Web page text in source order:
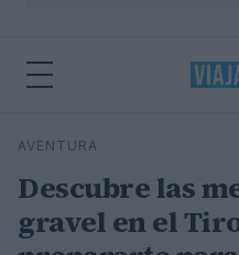
Buscar
AVENTURA
Descubre las
gravel en el